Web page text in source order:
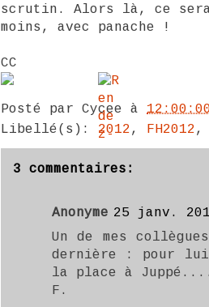
scrutin. Alors là, ce
moins, avec panache !
CC
Posté par Cycee à
Libellé(s): 2012, FH2012,
3 commentaires:
Anonyme 25 janv.
Un de mes
dernière : pour lui
la place à Juppé....
F.